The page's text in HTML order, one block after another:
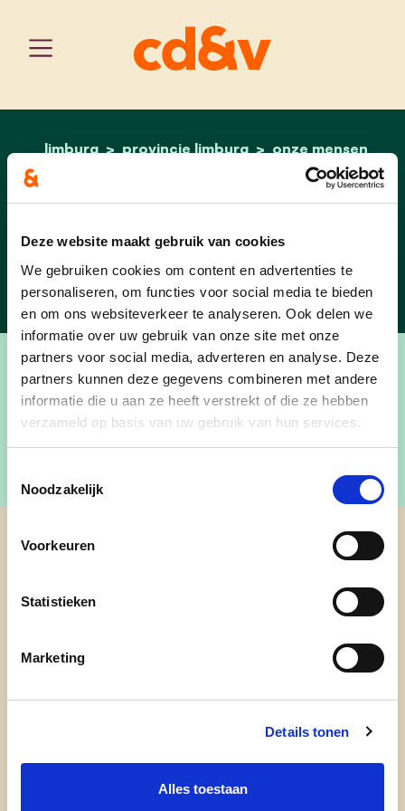
Deze website maakt gebruik van cookies
We gebruiken cookies om content en advertenties te
personaliseren, om functies voor social media te bieden
en om ons websiteverkeer te analyseren. Ook delen we
informatie over uw gebruik van onze site met onze
partners voor social media, adverteren en analyse. Deze
partners kunnen deze gegevens combineren met andere
informatie die u aan ze heeft verstrekt of die ze hebben
verzameld op basis van uw gebruik van hun services.
Noodzakelijk
Voorkeuren
Statistieken
Marketing
Details tonen
Alles toestaan
home
limburg provincie limburg onze mensen
tom cox
Tom Cox
Plaats 13 - Vlaams Parlement